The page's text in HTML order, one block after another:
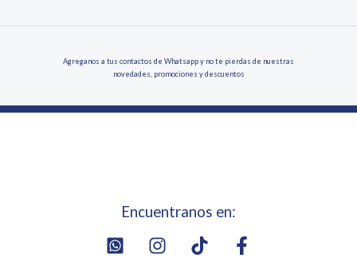
Agreganos a tus contactos de Whatsapp y no te pierdas de nuestras
novedades, promociones y descuentos
Encuentranos en: